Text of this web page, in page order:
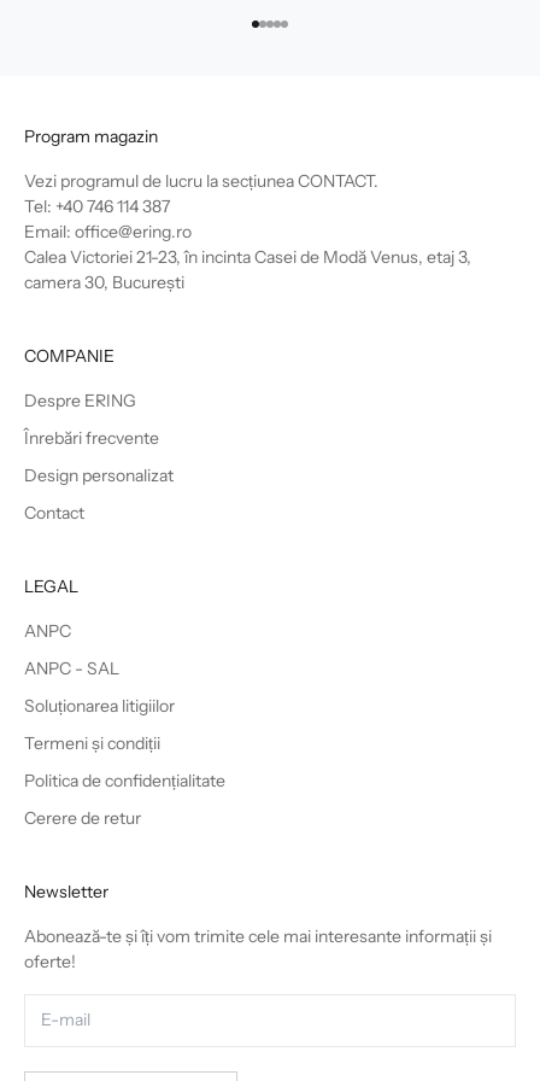
Mergi la articolul 1
Mergi la articolul 2
Mergi la articolul 3
Mergi la articolul 4
Mergi la articolul 5
Program magazin
Vezi programul de lucru la secțiuneaCONTACT.
Tel: +40 746 114 387
Email: office@ering.ro
Calea Victoriei 21-23, în incinta Casei de Modă Venus, etaj 3,
camera 30, București
COMPANIE
Despre ERING
Înrebări frecvente
Design personalizat
Contact
LEGAL
ANPC
ANPC - SAL
Soluționarea litigiilor
Termeni și condiții
Politica de confidențialitate
Cerere de retur
Newsletter
Abonează-te și îți vom trimite cele mai interesante informații și
oferte!